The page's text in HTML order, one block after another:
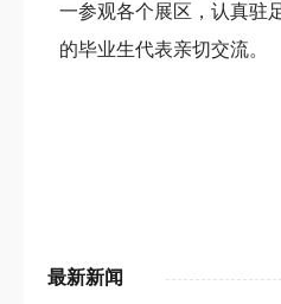
最新新闻
一参观各个展区，认真驻
的毕业生代表亲切交流。